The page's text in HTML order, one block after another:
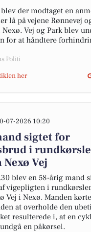
der modtaget en
lå på vejene Rønnevej
Nexø. Vej og Park blev
for at håndtere
Politi
her
07-2026 10:20
sigtet for
i
Vej
blev en 58-årig mand
vigepligten i
Vej i Nexø. Manden
at overholde den
resulterede i, at en
en påkørsel.